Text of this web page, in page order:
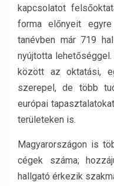
kapcsolatot
forma előnyeit
tanévben már 719
nyújtotta
között az oktatási,
szerepel, de több
európai
területeken is.
Magyarországon is
cégek száma;
hallgató érkezik